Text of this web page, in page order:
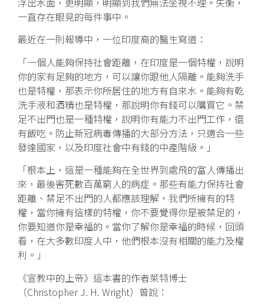
一直存在眼見的每件事中。
最近在一則報導中，一位印度裔的醫生寫道：
「一個人能夠保持社會距離，在印度是一個特權，說明
你的家有足夠的地方，可以讓你跟他人隔離。能夠洗手
也是特權，那表示你所居住的地方有自來水。能夠有乾
洗手液和酒精也是特權，那說明你有錢可以購買它。禁
足不出門也是一種特權，說明你有能力不出門工作，還
有飯吃。防止新冠病毒傳播的大部分方法，只適合一些
發達國家，以及印度社會中有錢的中產階級。」
「根本上，這是一種能夠在全世界到處飛的富人傳播出
來，最後害死數百萬窮人的病症。那些有能力保持社會
距離、禁足不出門的人都應該理解，我們所擁有的特
權，當你擁有這樣的特權，你不要覺得你是被禁足的，
你要知道你是幸福的。當你了解你是幸福的時候，回頭
看，在大多數印度人中，他們根本沒有相關的能力及權
利。」
《宣教中的上帝》這本書的作者萊特博士
（Christopher J. H. Wright）曾說：